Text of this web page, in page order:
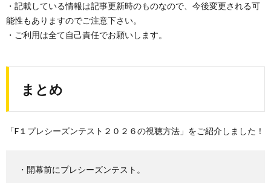
・記載している情報は記事更新時のものなので、今後変更される可
能性もありますのでご注意下さい。
・ご利用は全て自己責任でお願いします。
まとめ
「F１プレシーズンテスト２０２６の視聴方法」をご紹介しました！
・開幕前にプレシーズンテスト。